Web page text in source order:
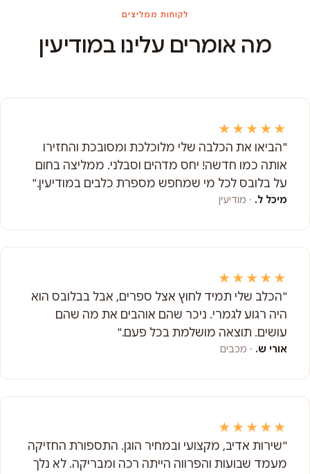
לקוחות ממליצים
מה אומרים עלינו במודיעין
★★★★★
"הביאו את הכלבה שלי מלוכלכת ומסובכת והחזירו
אותה כמו חדשה! יחס מדהים וסבלני. ממליצה בחום
על בלובס לכל מי שמחפש מספרת כלבים במודיעין."
מיכל ל. · מודיעין
★★★★★
"הכלב שלי תמיד לחוץ אצל ספרים, אבל בבלובס הוא
היה רגוע לגמרי. ניכר שהם אוהבים את מה שהם
עושים. תוצאה מושלמת בכל פעם."
אורי ש. · מכבים
★★★★★
"שירות אדיב, מקצועי ובמחיר הוגן. התספורת החזיקה
מעמד שבועות והפרווה הייתה רכה ומבריקה. לא נלך